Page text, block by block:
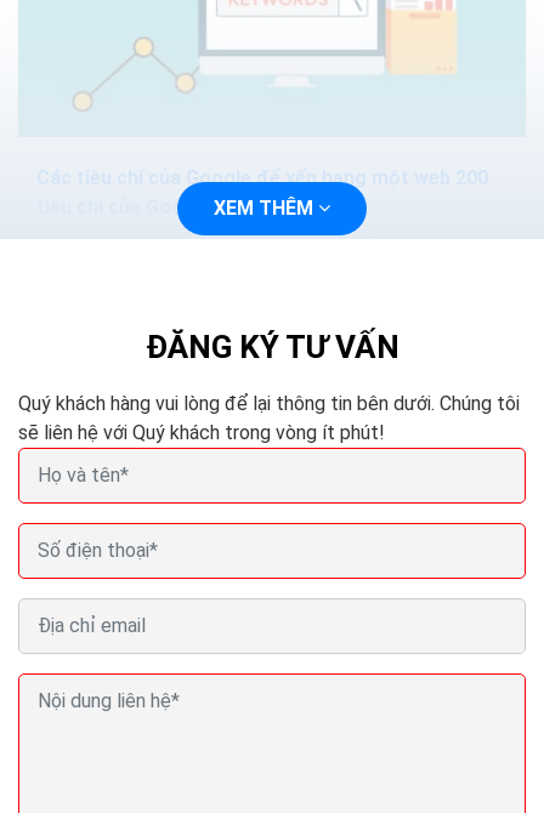
Các tiêu chí của Google để xếp hạng một web 200
tiêu chí của Google
Thuật toán tìm kiếm của Google ngày càng phức tạp
XEM THÊM
ĐĂNG KÝ TƯ VẤN
Quý khách hàng vui lòng để lại thông tin bên dưới. Chúng tôi
sẽ liên hệ với Quý khách trong vòng ít phút!